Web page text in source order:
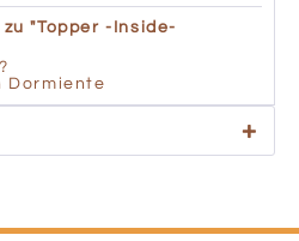
"Topper -Inside-
Dormiente